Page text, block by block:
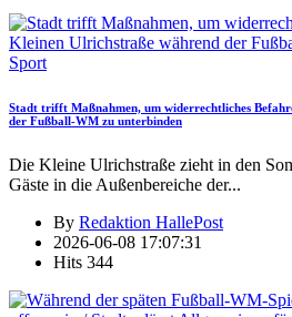
Sport
Stadt trifft Maßnahmen, um widerrechtliches
der Fußball-WM zu unterbinden
Die Kleine Ulrichstraße zieht in den
Gäste in die Außenbereiche der...
By Redaktion HallePost
2026-06-08 17:07:31
Hits 344